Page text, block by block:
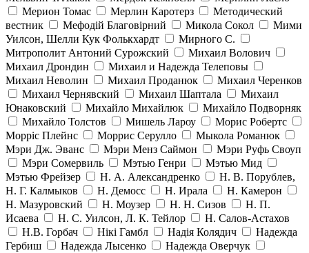
Мерион Томас
Мерлин Каротерз
Методический
вестник
Мефодій Благовірний Микола Сокол
Мими
Уилсон, Шелли Кук Фолькхардт
Мирного С.
Митрополит Антоний Сурожский
Михаил Волович
Михаил Дрондин
Михаил и Надежда Телеповы
Михаил Неволин
Михаил Проданюк
Михаил Черенков
Михаил Чернявский
Михаил Шаптала
Михаил
Юнаковский
Михайло Михайлюк
Михайло Подворняк
Михайло Толстов
Мишель Лароу
Морис Робертс
Морріс Плейнс
Моррис Серулло
Мыкола Романюк
Мэри Дж. Эванс
Мэри Менз Саймон
Мэри Руфь Своуп
Мэри Сомервиль
Мэтью Генри
Мэтью Мид
Мэтью Фрейзер
Н. А. Александренко
Н. В. Порублев,
Н. Г. Калмыков
Н. Демосс Н. Ирала
Н. Камерон
Н. Мазуровский
Н. Моузер Н. Н. Сизов
Н. П.
Исаева
Н. С. Уилсон, Л. К. Тейлор
Н. Салов-Астахов
Н.В. Горбач
Нікі Гамбл Надія Колядич
Надежда
Гербиш
Надежда Лысенко
Надежда Оверчук